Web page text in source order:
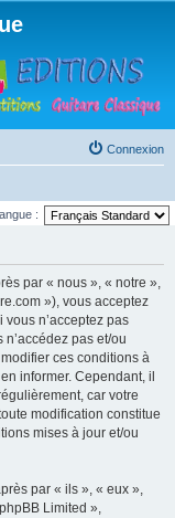
Connexion
:
par « nous », « notre »,
»), vous acceptez
n’acceptez pas
pas et/ou
ces conditions à
informer. Cependant, il
car votre
modification constitue
mises à jour et/ou
par « ils », « eux »,
Limited »,